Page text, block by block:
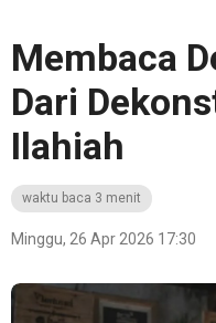
Membaca
Dari
Ilahiah
waktu baca 3 menit
Minggu, 26 Apr 2026 17:30